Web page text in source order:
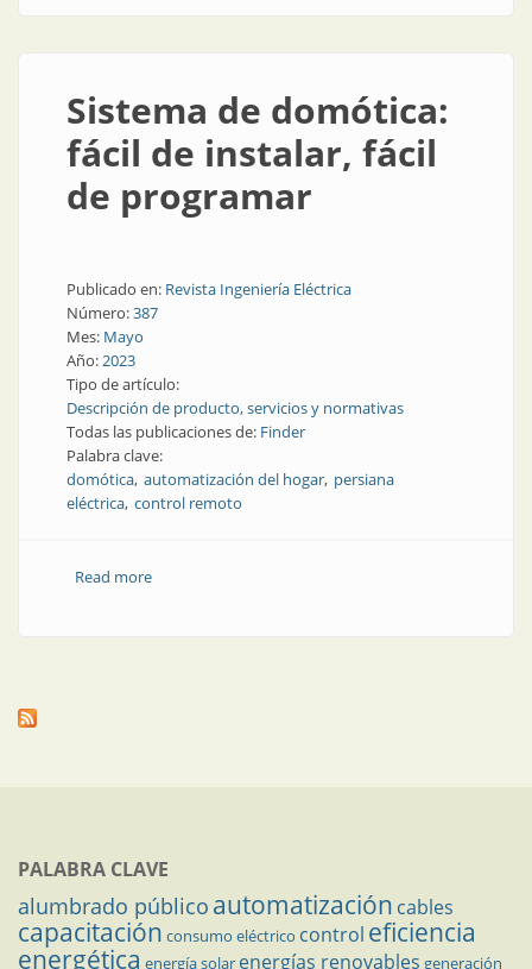
Sistema de domótica:
fácil de instalar, fácil
de programar
Publicado en: Revista Ingeniería Eléctrica
Número:387
Mes: Mayo
Año:2023
Tipo de artículo:
Descripción de producto, servicios y normativas
Todas las publicaciones de: Finder
Palabra clave:
domótica automatización del hogar persiana
eléctrica control remoto
Read moreabout Sistema de domótica: fácil de instalar, fácil de
PALABRA CLAVE
alumbrado público automatización cables
capacitación consumo eléctrico control eficiencia
energética energía solar energías renovables generación